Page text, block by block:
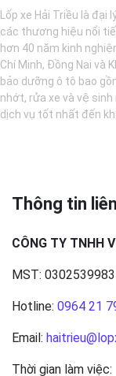
Lốp xe Hải Triều là đại
các thương hiệu nổi
hơn 40 năm kinh
Chí Minh, Đồng Nai và
bảo dưỡng ô tô bao
nhớt, rửa xe và vệ
dịch vụ tốt nhất đến
Thông tin
CÔNG TY TNHH
MST: 0302539983
Hotline: 0964 21
Email:
Thời gian làm